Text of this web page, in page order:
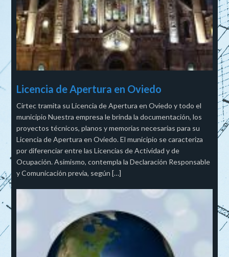
Licencia de Apertura en Oviedo
Cirtec tramita su Licencia de Apertura en Oviedo y todo el
municipio Nuestra empresa le brinda la documentación, los
proyectos técnicos, planos y memorias necesarias para su
Licencia de Apertura en Oviedo. El municipio se caracteriza
por diferenciar entre las Licencias de Actividad y de
Ocupación. Asimismo, contempla la Declaración Responsable
y Comunicación previa, según […]